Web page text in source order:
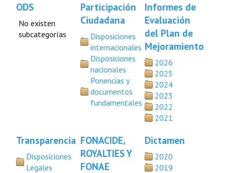
ODS
No existen
subcategorías
Participación
Ciudadana
Disposiciones
internacionales
Disposiciones
nacionales
Ponencias y
documentos
fundamentales
Informes de
Evaluación
del Plan de
Mejoramiento
2026
2025
2024
2023
2022
2021
Transparencia
Disposiciones
Legales
FONACIDE,
ROYALTIES Y
FONAE
Dictamen
2020
2019